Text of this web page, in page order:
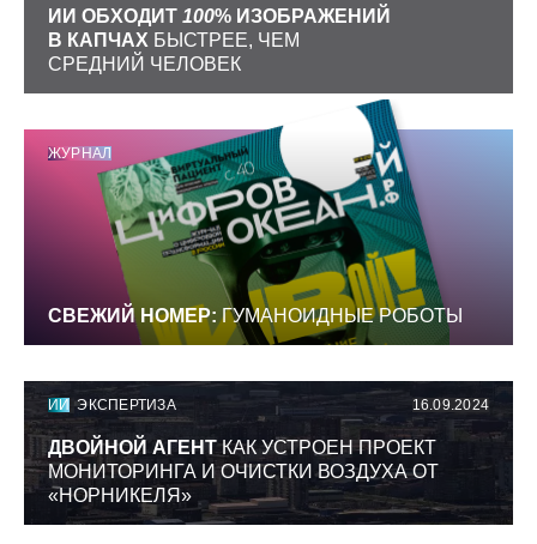
ИИ ОБХОДИТ 100% ИЗОБРАЖЕНИЙ
В КАПЧАХ БЫСТРЕЕ, ЧЕМ
СРЕДНИЙ ЧЕЛОВЕК
ЖУРНАЛ
СВЕЖИЙ НОМЕР: ГУМАНОИДНЫЕ РОБОТЫ
ИИ ЭКСПЕРТИЗА 16.09.2024
ДВОЙНОЙ АГЕНТКАК УСТРОЕН ПРОЕКТ
МОНИТОРИНГА И ОЧИСТКИ ВОЗДУХА ОТ
«НОРНИКЕЛЯ»